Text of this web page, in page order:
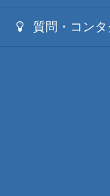
質問・コンタ